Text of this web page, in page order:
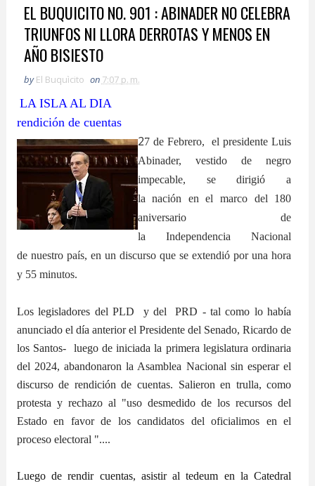
EL BUQUICITO NO. 901 : ABINADER NO CELEBRA
TRIUNFOS NI LLORA DERROTAS Y MENOS EN
AÑO BISIESTO
by El Buquìcito on 7:07 p. m.
LA ISLA AL DIA
rendición de cuentas
27 de Febrero, el presidente Luis
Abinader, vestido de negro
impecable, se dirigió a
lanación en el marco del 180
aniversario de
la Independencia Nacional
de nuestro país, en undiscurso que se extendió por una hora
y 55 minutos.
Los legisladores del PLD y del PRD - tal como lo había
anunciado el día anterior el Presidente del Senado, Ricardo de
los Santos- luego de iniciada la primera legislatura ordinaria
del 2024, abandonaron la Asamblea Nacional sin esperar el
discurso de rendición de cuentas. Salieron en trulla, como
protesta y rechazo al "uso desmedido de los recursos del
Estado en favor de los candidatos del oficialimos en el
proceso electoral "....
Luego de rendir cuentas, asistir al tedeum en la Catedral